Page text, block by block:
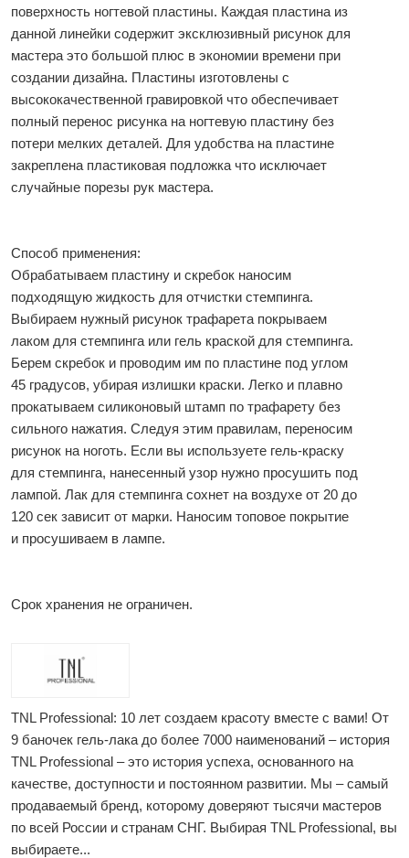
поверхность ногтевой пластины. Каждая пластина из
данной линейки содержит эксклюзивный рисунок для
мастера это большой плюс в экономии времени при
создании дизайна. Пластины изготовлены с
высококачественной гравировкой что обеспечивает
полный перенос рисунка на ногтевую пластину без
потери мелких деталей. Для удобства на пластине
закреплена пластиковая подложка что исключает
случайные порезы рук мастера.
Способ применения:
Обрабатываем пластину и скребок наносим
подходящую жидкость для отчистки стемпинга.
Выбираем нужный рисунок трафарета покрываем
лаком для стемпинга или гель краской для стемпинга.
Берем скребок и проводим им по пластине под углом
45 градусов, убирая излишки краски. Легко и плавно
прокатываем силиконовый штамп по трафарету без
сильного нажатия. Следуя этим правилам, переносим
рисунок на ноготь. Если вы используете гель-краску
для стемпинга, нанесенный узор нужно просушить под
лампой. Лак для стемпинга сохнет на воздухе от 20 до
120 сек зависит от марки. Наносим топовое покрытие
и просушиваем в лампе.
Срок хранения не ограничен.
TNL Professional: 10 лет создаем красоту вместе с вами! От
9 баночек гель-лака до более 7000 наименований – история
TNL Professional – это история успеха, основанного на
качестве, доступности и постоянном развитии. Мы – самый
продаваемый бренд, которому доверяют тысячи мастеров
по всей России и странам СНГ. Выбирая TNL Professional, вы
выбираете...